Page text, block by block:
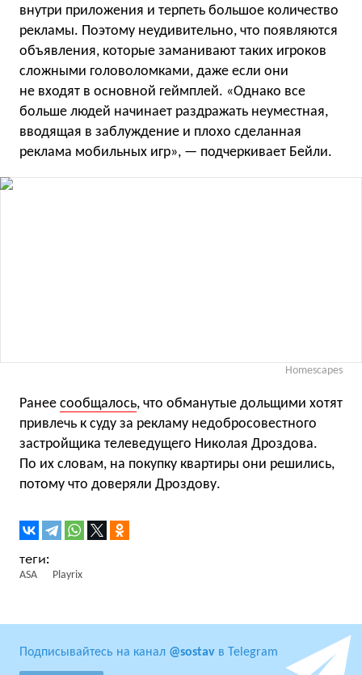
внутри приложения и терпеть большое количество
рекламы. Поэтому неудивительно, что появляются
объявления, которые заманивают таких игроков
сложными головоломками, даже если они
не входят в основной геймплей. «Однако все
больше людей начинает раздражать неуместная,
вводящая в заблуждение и плохо сделанная
реклама мобильных игр», — подчеркивает Бейли.
Homescapes
Ранее сообщалось, что обманутые дольщими хотят
привлечь к суду за рекламу недобросовестного
застройщика телеведущего Николая Дроздова.
По их словам, на покупку квартиры они решились,
потому что доверяли Дроздову.
ASA Playrix
Подписывайтесь на канал @sostav в Telegram